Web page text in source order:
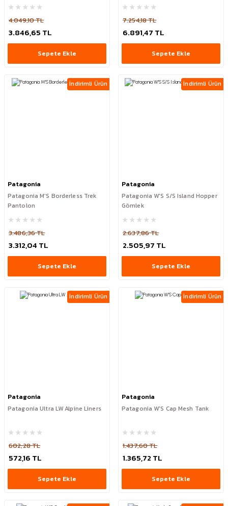
4.049,10 TL
3.846,65 TL
Sepete Ekle
7.254,18 TL
6.891,47 TL
Sepete Ekle
İndirimli Ürün
Patagonia
Patagonia M'S Borderless Trek
Pantolon
3.486,36 TL
3.312,04 TL
Sepete Ekle
İndirimli Ürün
Patagonia
Patagonia W'S S/S Island Hopper
Gömlek
2.637,86 TL
2.505,97 TL
Sepete Ekle
İndirimli Ürün
Patagonia
Patagonia Ultra LW Alpine Liners
602,28 TL
572,16 TL
Sepete Ekle
İndirimli Ürün
Patagonia
Patagonia W'S Cap Mesh Tank
1.437,60 TL
1.365,72 TL
Sepete Ekle